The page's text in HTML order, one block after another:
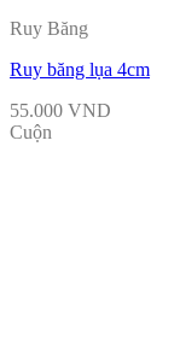
Ruy Băng
Ruy băng lụa 4cm
55.000 VND
Cuộn